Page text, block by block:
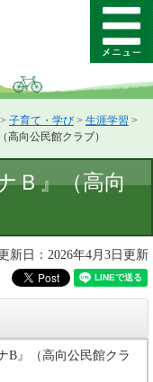
メ
ニ
ー
> 子育て・学び > 生涯学習 >
高向公民館クラブ）
Ｂ』（高向
新日：2026年4月3日更新
B』（高向公民館クラ